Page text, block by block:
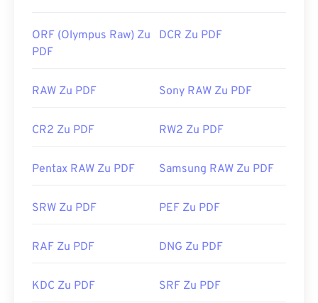
ORF (Olympus Raw) Zu
PDF
DCR Zu PDF
RAW Zu PDF Sony RAW Zu PDF
CR2 Zu PDF RW2 Zu PDF
Pentax RAW Zu PDF Samsung RAW Zu PDF
SRW Zu PDF PEF Zu PDF
RAF Zu PDF DNG Zu PDF
KDC Zu PDF SRF Zu PDF